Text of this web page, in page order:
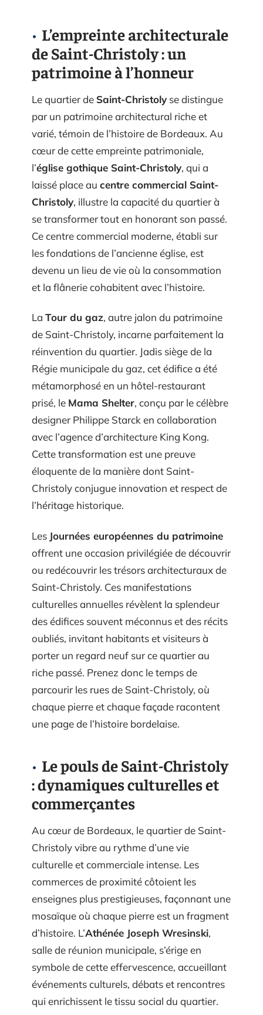
L’empreinte architecturale
de Saint-Christoly : un
patrimoine à l’honneur
Le quartier de Saint-Christoly se distingue
par un patrimoine architectural riche et
varié, témoin de l’histoire de Bordeaux. Au
cœur de cette empreinte patrimoniale,
l’église gothique Saint-Christoly, qui a
laissé place au centre commercial Saint-
Christoly, illustre la capacité du quartier à
se transformer tout en honorant son passé.
Ce centre commercial moderne, établi sur
les fondations de l’ancienne église, est
devenu un lieu de vie où la consommation
et la flânerie cohabitent avec l’histoire.
La Tour du gaz, autre jalon du patrimoine
de Saint-Christoly, incarne parfaitement la
réinvention du quartier. Jadis siège de la
Régie municipale du gaz, cet édifice a été
métamorphosé en un hôtel-restaurant
prisé, le Mama Shelter, conçu par le célèbre
designer Philippe Starck en collaboration
avec l’agence d’architecture King Kong.
Cette transformation est une preuve
éloquente de la manière dont Saint-
Christoly conjugue innovation et respect de
l’héritage historique.
Les Journées européennes du patrimoine
offrent une occasion privilégiée de découvrir
ou redécouvrir les trésors architecturaux de
Saint-Christoly. Ces manifestations
culturelles annuelles révèlent la splendeur
des édifices souvent méconnus et des récits
oubliés, invitant habitants et visiteurs à
porter un regard neuf sur ce quartier au
riche passé. Prenez donc le temps de
parcourir les rues de Saint-Christoly, où
chaque pierre et chaque façade racontent
une page de l’histoire bordelaise.
Le pouls de Saint-Christoly
: dynamiques culturelles et
commerçantes
Au cœur de Bordeaux, le quartier de Saint-
Christoly vibre au rythme d’une vie
culturelle et commerciale intense. Les
commerces de proximité côtoient les
enseignes plus prestigieuses, façonnant une
mosaïque où chaque pierre est un fragment
d’histoire. L’Athénée Joseph Wresinski,
salle de réunion municipale, s’érige en
symbole de cette effervescence, accueillant
événements culturels, débats et rencontres
qui enrichissent le tissu social du quartier.